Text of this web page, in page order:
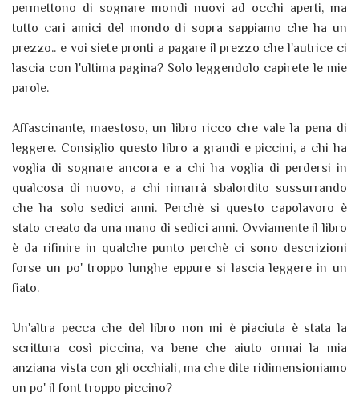
permettono di sognare mondi nuovi ad occhi aperti, ma
tutto cari amici del mondo di sopra sappiamo che ha un
prezzo.. e voi siete pronti a pagare il prezzo che l'autrice ci
lascia con l'ultima pagina? Solo leggendolo capirete le mie
parole.
Affascinante, maestoso, un libro ricco che vale la pena di
leggere. Consiglio questo libro a grandi e piccini, a chi ha
voglia di sognare ancora e a chi ha voglia di perdersi in
qualcosa di nuovo, a chi rimarrà sbalordito sussurrando
che ha solo sedici anni. Perchè si questo capolavoro è
stato creato da una mano di sedici anni. Ovviamente il libro
è da rifinire in qualche punto perchè ci sono descrizioni
forse un po' troppo lunghe eppure si lascia leggere in un
fiato.
Un'altra pecca che del libro non mi è piaciuta è stata la
scrittura così piccina, va bene che aiuto ormai la mia
anziana vista con gli occhiali, ma che dite ridimensioniamo
un po' il font troppo piccino?